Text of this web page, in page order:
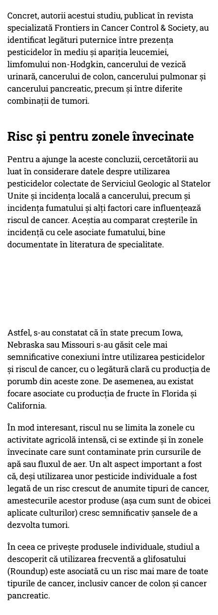
Concret, autorii acestui studiu, publicat în revista
specializatăFrontiers in Cancer Control & Society, au
identificat legături puternice între prezența
pesticidelor în mediu și apariția leucemiei,
limfomului non-Hodgkin, cancerului de vezică
urinară, cancerului de colon, cancerului pulmonar și
cancerului pancreatic, precum și între diferite
combinații de tumori.
Risc și pentru zonele învecinate
Pentru a ajunge la aceste concluzii, cercetătorii au
luat în considerare datele despre utilizarea
pesticidelor colectate de Serviciul Geologic al Statelor
Unite și incidența locală a cancerului, precum și
incidența fumatului și alți factori care influențează
riscul de cancer. Aceștia au comparat creșterile în
incidență cu cele asociate fumatului, bine
documentate în literatura de specialitate.
Astfel, s-au constatat că în state precum Iowa,
Nebraska sau Missouri s-au găsit cele mai
semnificative conexiuni între utilizarea pesticidelor
și riscul de cancer, cu o legătură clară cu producția de
porumb din aceste zone. De asemenea, au existat
focare asociate cu producția de fructe în Florida și
California.
În mod interesant, riscul nu se limita la zonele cu
activitate agricolă intensă, ci se extinde și în zonele
învecinate care sunt contaminate prin cursurile de
apă sau fluxul de aer. Un alt aspect important a fost
că, deși utilizarea unor pesticide individuale a fost
legată de un risc crescut de anumite tipuri de cancer,
amestecurile acestor produse (așa cum sunt de obicei
aplicate culturilor) cresc semnificativ șansele de a
dezvolta tumori.
În ceea ce privește produsele individuale, studiul a
descoperit că utilizarea frecventă a glifosatului
(Roundup) este asociată cu un risc mai mare de toate
tipurile de cancer, inclusiv cancer de colon și cancer
pancreatic.